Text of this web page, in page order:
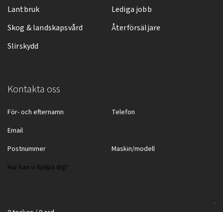
Lantbruk
Skog & landskapsvård
Slirskydd
Lediga jobb
Återförsäljare
Kontakta oss